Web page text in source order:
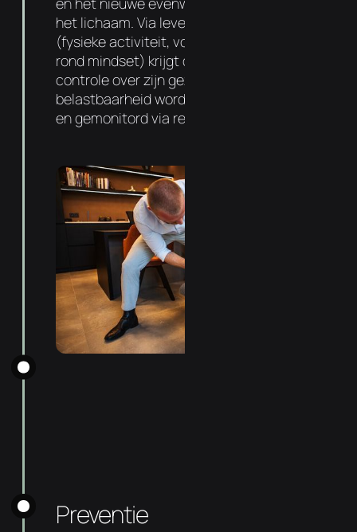
het lichaam. Via levensstijl aanpassingen
(fysieke activiteit, voedingsadvies entips
rond mindset) krijgt de patiënt meer
controle over zijn gezondheid. De
belastbaarheid wordt progressief verhoogd
en gemonitord via regelmatige follow-ups.
Preventie